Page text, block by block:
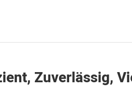
Zuverlässig,